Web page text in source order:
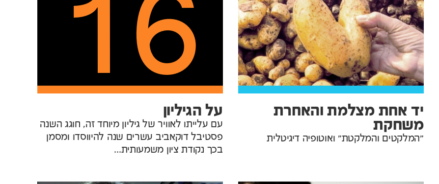
יד אחת מצלמת והאחרת
משחקת
"המלקטים והמלקטת" ואוטופיה דיגיטלית
16
על הגיליון
עם עלייתו לאוויר של גיליון מיוחד זה, חוגג השנה
פסטיבל דוקאביב עשרים שנה להיווסדו ומסמן
בכך נקודת ציון משמעותית...